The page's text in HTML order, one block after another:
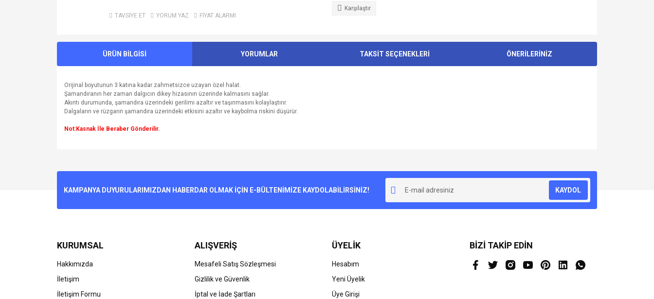
TAVSİYE ET YORUM YAZ FİYAT ALARMI
Karşılaştır
ÜRÜN BİLGİSİ YORUMLAR TAKSİT SEÇENEKLERİ ÖNERİLERİNİZ
Orijinal boyutunun 3 katına kadar zahmetsizce uzayan özel halat.
Şamandıranın her zaman dalgıcın dikey hizasının üzerinde kalmasını sağlar.
Akıntı durumunda, şamandıra üzerindeki gerilimi azaltır ve taşınmasını kolaylaştırır.
Dalgaların ve rüzgarın şamandıra üzerindeki etkisini azaltır ve kaybolma riskini düşürür.
Not:Kasnak İle Beraber Gönderilir.
Ürün resmi kalitesiz, bozuk veya görüntülenemiyor.
Bu ürüne benzer farklı alternatifler olmalı.
KAMPANYA DUYURULARIMIZDAN HABERDAR OLMAK İÇİN E-BÜLTENİMİZE KAYDOLABİLİRSİNİZ! KAYDOL
KURUMSAL
Hakkımızda
İletişim
İletişim Formu
ALIŞVERİŞ
Mesafeli Satış Sözleşmesi
Gizlilik ve Güvenlik
İptal ve İade Şartları
ÜYELİK
Hesabım
Yeni Üyelik
Üye Girişi
BİZİ TAKİP EDİN